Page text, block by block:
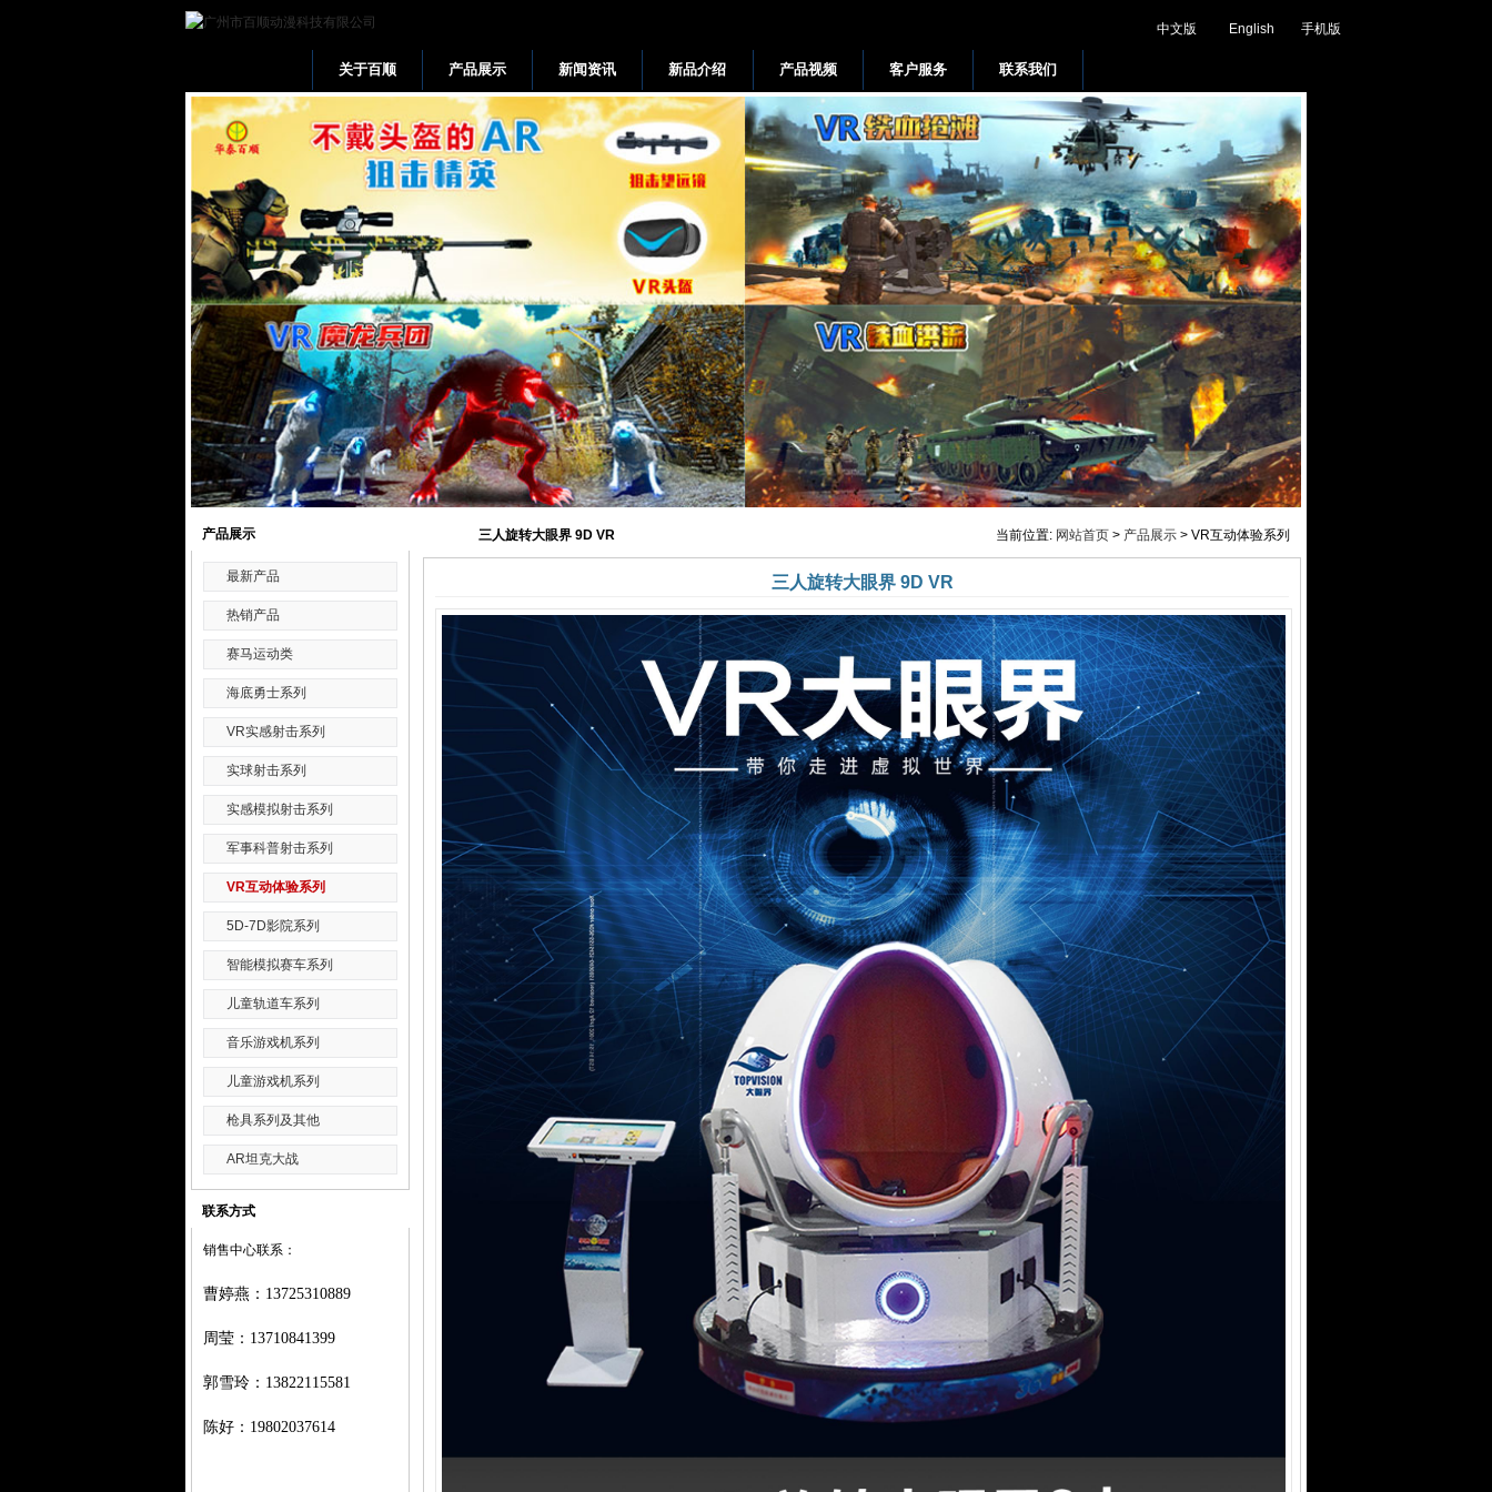
中文版 English 手机版
网站首页
关于百顺 产品展示 新闻资讯 新品介绍 产品视频 客户服务 联系我们
产品展示
最新产品
热销产品
赛马运动类
海底勇士系列
VR实感射击系列
实球射击系列
实感模拟射击系列
军事科普射击系列
VR互动体验系列
5D-7D影院系列
智能模拟赛车系列
儿童轨道车系列
音乐游戏机系列
儿童游戏机系列
枪具系列及其他
AR坦克大战
联系方式
销售中心联系：
曹婷燕 ： 13725310889
周莹： 13710841399
郭雪玲： 13822115581
陈好： 19802037614
当前位置: 网站首页 > 产品展示 > VR互动体验系列
三人旋转大眼界 9D VR
三人旋转大眼界 9D VR